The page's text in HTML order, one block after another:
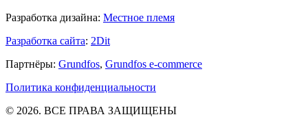
Разработка дизайна: Местное племя
Разработка сайта: 2Dit
Партнёры: Grundfos, Grundfos e-commerce
Политика конфиденциальности
© 2026. ВСЕ ПРАВА ЗАЩИЩЕНЫ